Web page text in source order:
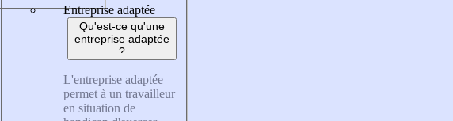
Entreprise adaptée
Qu'est-ce qu'une
entreprise adaptée
?
L'entreprise adaptée
permet à un travailleur
en situation de